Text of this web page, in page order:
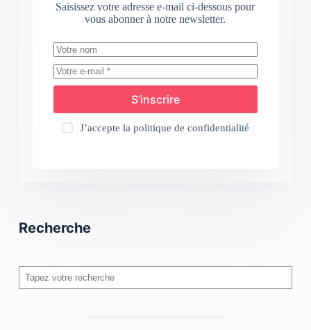
Saisissez votre adresse e-mail ci-dessous pour
vous abonner à notre newsletter.
S’inscrire
J’accepte la politique de confidentialité
Recherche
Rechercher